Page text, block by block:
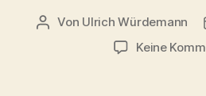
Beitragsautor
Von Ulrich Würdemann
Keine